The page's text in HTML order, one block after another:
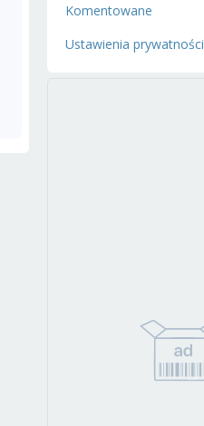
Komentowane
Ustawienia prywatności